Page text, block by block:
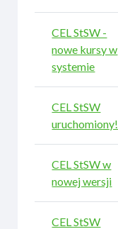
CEL StSW -
nowe kursy w
systemie
CEL StSW
uruchomiony!
CEL StSW w
nowej wersji
CEL StSW